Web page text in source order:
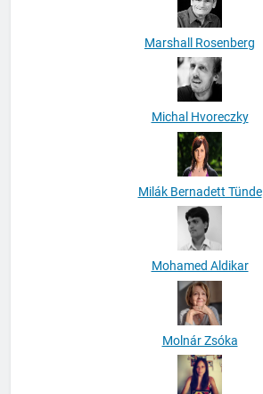
Marshall Rosenberg
Michal Hvoreczky
Milák Bernadett Tünde
Mohamed Aldikar
Molnár Zsóka